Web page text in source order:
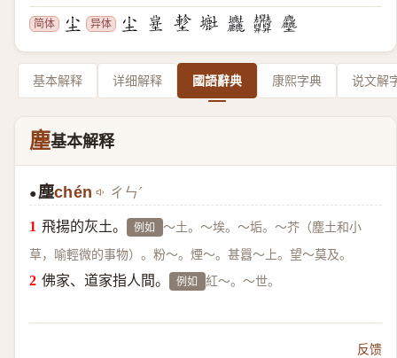
简体 异体
基本解释 详细解释 國語辭典 康熙字典 说文解
塵基本解释
●塵chén ㄔㄣˊ
飛揚的灰土。 例如 ～土。～埃。～垢。～芥（塵土和小
草，喻輕微的事物）。粉～。煙～。甚囂～上。望～莫及。
佛家、道家指人間。 例如 紅～。～世。
反馈